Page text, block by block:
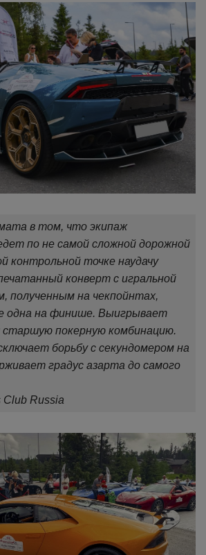
в том, что экипаж
по не самой сложной дорожной
контрольной точке наудачу
конверт с игральной
полученным на чекпойнтах,
одна на финише. Выигрывает
покерную комбинацию.
борьбу с секундомером на
градус азарта до самого
Club Russia